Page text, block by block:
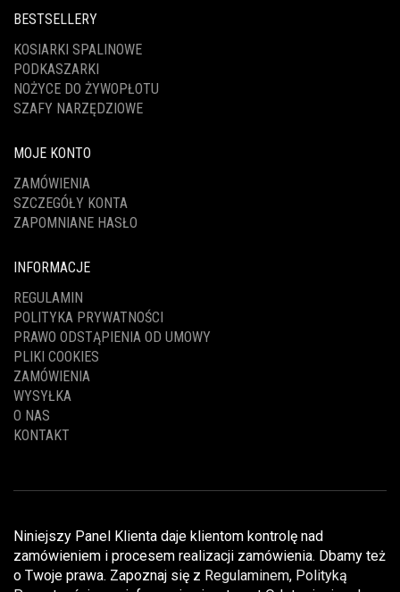
BESTSELLERY
KOSIARKI SPALINOWE
PODKASZARKI
NOŻYCE DO ŻYWOPŁOTU
SZAFY NARZĘDZIOWE
MOJE KONTO
ZAMÓWIENIA
SZCZEGÓŁY KONTA
ZAPOMNIANE HASŁO
INFORMACJE
REGULAMIN
POLITYKA PRYWATNOŚCI
PRAWO ODSTĄPIENIA OD UMOWY
PLIKI COOKIES
ZAMÓWIENIA
WYSYŁKA
O NAS
KONTAKT
Niniejszy Panel Klienta daje klientom kontrolę nad
zamówieniem i procesem realizacji zamówienia. Dbamy też
o Twoje prawa. Zapoznaj się z Regulaminem, Polityką